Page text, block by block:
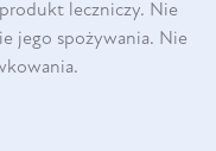
leczniczy. Nie
jego spożywania. Nie